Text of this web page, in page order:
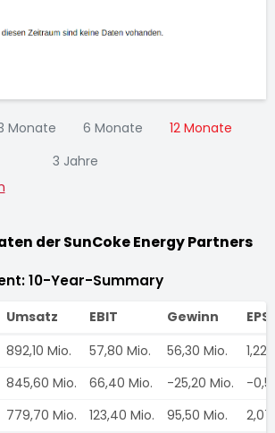
Monate 6 Monate
12 Monate
3 Jahre
der SunCoke Energy Partners
10-Year-Summary
Umsatz EBIT Gewinn
EPS
892,10 Mio. 57,80 Mio. 56,30 Mio.
1,22
845,60 Mio. 66,40 Mio. -25,20 Mio.
-
779,70 Mio. 123,40 Mio. 95,50 Mio.
2,07